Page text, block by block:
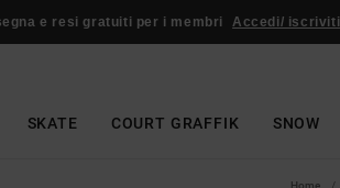
e resi gratuiti per i membri Accedi/ iscriviti
SKATE COURT GRAFFIK SNOW
Home